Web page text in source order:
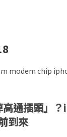
通插頭」
到來